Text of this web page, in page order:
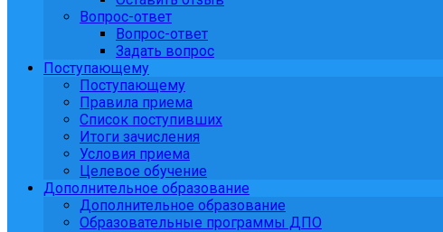
Вопрос-ответ
Вопрос-ответ
Задать вопрос
Поступающему
Поступающему
Правила приема
Список поступивших
Итоги зачисления
Условия приема
Целевое обучение
Дополнительное образование
Дополнительное образование
Образовательные программы ДПО